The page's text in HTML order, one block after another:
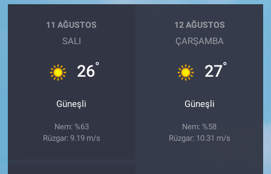
11 AĞUSTOS
SALI
26°
Güneşli
Nem: %63
Rüzgar: 9.19 m/s
12 AĞUSTOS
ÇARŞAMBA
27°
Güneşli
Nem: %58
Rüzgar: 10.31 m/s